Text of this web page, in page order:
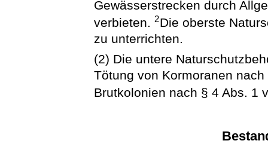
Gewässerstrecken durch
verbieten.2Die oberste
zu unterrichten.
(2) Die untere
Tötung von Kormoranen
Brutkolonien nach § 4 Abs. 1